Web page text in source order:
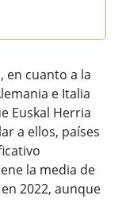
en cuanto a la
e Italia
Euskal Herria
a ellos, países
la media de
2022, aunque